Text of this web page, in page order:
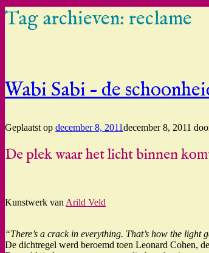
Tag archieven: reclame
Wabi Sabi – de
Geplaatst op december 8, 2011december 8, 2011
De plek waar het licht binnen
Kunstwerk van Arild Veld
“There’s a crack in everything. That’s how the light
De dichtregel werd beroemd toen Leonard Cohen,